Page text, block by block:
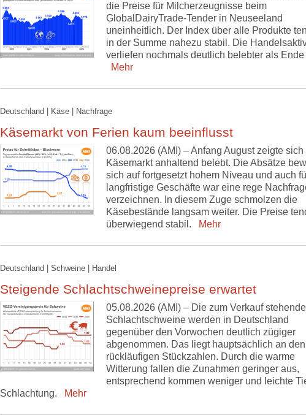
die Preise für Milcherzeugnisse beim
GlobalDairyTrade-Tender in Neuseeland
uneinheitlich. Der Index über alle Produkte
in der Summe nahezu stabil. Die
verliefen nochmals deutlich belebter als Ende
Mehr
Deutschland | Käse | Nachfrage
Käsemarkt von Ferien kaum beeinflusst
06.08.2026 (AMI) – Anfang August zeigte sich
Käsemarkt anhaltend belebt. Die Absätze
sich auf fortgesetzt hohem Niveau und auch
langfristige Geschäfte war eine rege
verzeichnen. In diesem Zuge schmolzen die
Käsebestände langsam weiter. Die Preise
überwiegend stabil.
Mehr
Deutschland | Schweine | Handel
Steigende Schlachtschweinepreise erwartet
05.08.2026 (AMI) – Die zum Verkauf
Schlachtschweine werden in Deutschland
gegenüber den Vorwochen deutlich zügiger
abgenommen. Das liegt hauptsächlich an den
rückläufigen Stückzahlen. Durch die warme
Witterung fallen die Zunahmen geringer aus,
entsprechend kommen weniger und leichte
Schlachtung.
Mehr